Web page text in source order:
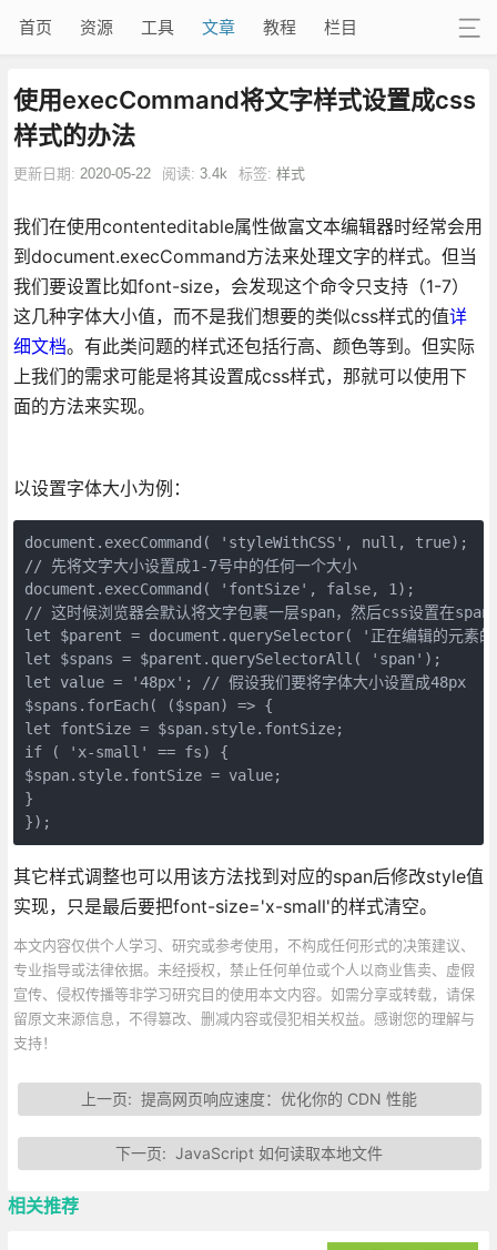
首页 资源 工具 文章 教程 栏目
使用execCommand将文字样式设置成css
样式的办法
更新日期: 2020-05-22 阅读: 3.4k 标签: 样式
我们在使用contenteditable属性做富文本编辑器时经常会用
到document.execCommand方法来处理文字的样式。但当
我们要设置比如font-size，会发现这个命令只支持（1-7）
这几种字体大小值，而不是我们想要的类似css样式的值详
细文档。有此类问题的样式还包括行高、颜色等到。但实际
上我们的需求可能是将其设置成css样式，那就可以使用下
面的方法来实现。
以设置字体大小为例：
document.execCommand( 'styleWithCSS', null, true);
// 先将文字大小设置成1-7号中的任何一个大小
document.execCommand( 'fontSize', false, 1);
// 这时候浏览器会默认将文字包裹一层span，然后css设置在
let $parent = document.querySelector( '正在编辑的元素
let $spans = $parent.querySelectorAll( 'span');
let value = '48px'; // 假设我们要将字体大小设置成48px
$spans.forEach( ($span) => {
let fontSize = $span.style.fontSize;
if ( 'x-small' == fs) {
$span.style.fontSize = value;
}
});
其它样式调整也可以用该方法找到对应的span后修改style值
实现，只是最后要把font-size='x-small'的样式清空。
本文内容仅供个人学习、研究或参考使用，不构成任何形式的决策建议、
专业指导或法律依据。未经授权，禁止任何单位或个人以商业售卖、虚假
宣传、侵权传播等非学习研究目的使用本文内容。如需分享或转载，请保
留原文来源信息，不得篡改、删减内容或侵犯相关权益。感谢您的理解与
支持！
上一页:提高网页响应速度：优化你的 CDN 性能
下一页:JavaScript 如何读取本地文件
相关推荐